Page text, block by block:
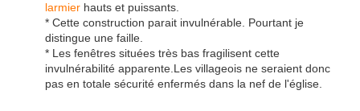
larmier hauts et puissants.
* Cette construction parait invulnérable. Pourtant je
distingue une faille.
* Les fenêtres situées très bas fragilisent cette
invulnérabilité apparente.Les villageois ne seraient donc
pas en totale sécurité enfermés dans la nef de l'église.